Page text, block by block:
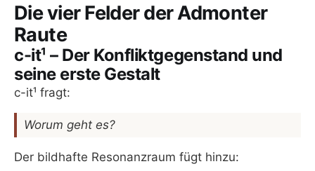
Die vier Felder der Admonter
Raute
c-it¹ – Der Konfliktgegenstand und
seine erste Gestalt
c-it¹ fragt:
Worum geht es?
Der bildhafte Resonanzraum fügt hinzu: